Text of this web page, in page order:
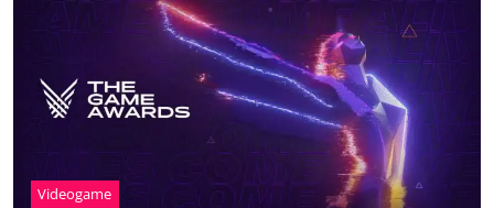
Videogame